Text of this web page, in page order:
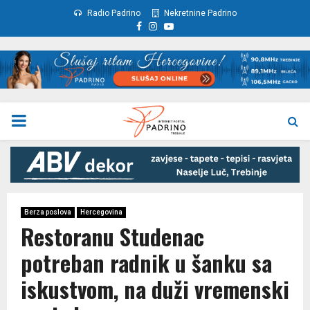
Radio Padrino Nekretnine Padrino
Facebook
Instagram
Youtube
PRIMARY
MENU
Berza poslova Hercegovina
Restoranu Studenac
potreban radnik u šanku sa
iskustvom, na duži vremenski